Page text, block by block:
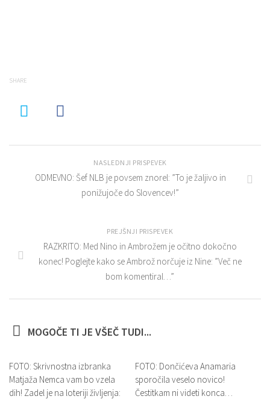
SHARE
NASLEDNJI PRISPEVEK
ODMEVNO: Šef NLB je povsem znorel: ”To je žaljivo in
ponižujoče do Slovencev!”
PREJŠNJI PRISPEVEK
RAZKRITO: Med Nino in Ambrožem je očitno dokočno
konec! Poglejte kako se Ambrož norčuje iz Nine: ”Več ne
bom komentiral…”
MOGOČE TI JE VŠEČ TUDI...
FOTO: Skrivnostna izbranka
Matjaža Nemca vam bo vzela
dih! Zadel je na loteriji življenja:
FOTO: Dončićeva Anamaria
sporočila veselo novico!
Čestitkam ni videti konca…